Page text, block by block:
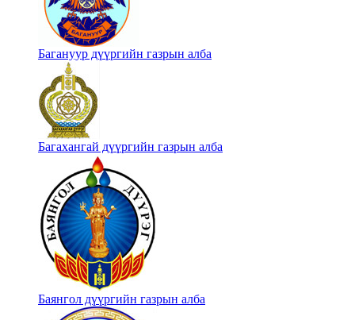
Багануур дүүргийн газрын алба
Багахангай дүүргийн газрын алба
Баянгол дүүргийн газрын алба